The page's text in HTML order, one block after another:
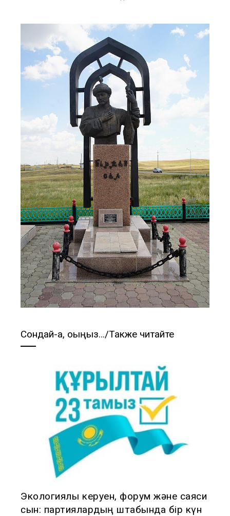
Сондай-ақ, оқыңыз…/Также читайте
Экологиялық керуен, форум және саяси
сын: партиялардың штабында бір күн